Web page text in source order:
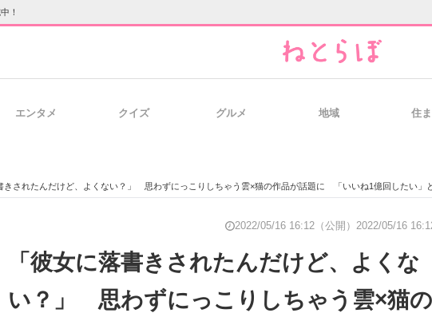
！
のヒント
専門サイト 企業向けIT製品の総合サイト IT製品の技術・比較・事例
エンタメ クイズ グルメ 地域 住
きされたんだけど、よくない？」 思わずにっこりしちゃう雲×猫の作品が話題に 「いいね1億回したい」と
2022/05/16 16:12（公開） 2022/05/16
「彼女に落書きされたんだけど、よくな
い？」 思わずにっこりしちゃう雲×猫